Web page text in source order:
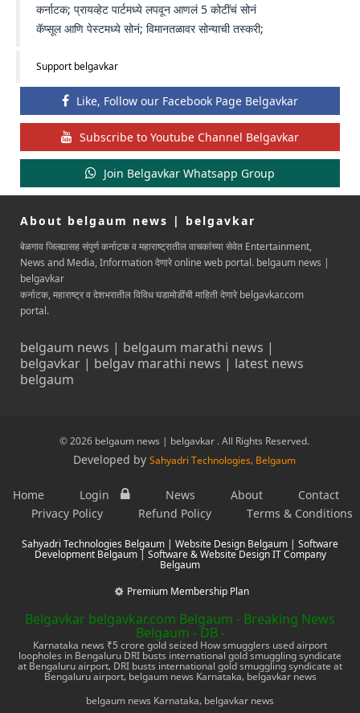
कर्नाटक; प्रायव्हेट पार्टमध्ये लपवून आणलं 5 कोटींचं सोनं
कॅप्सूल आणि पेस्टमध्ये सोनं; विमानतळावर सोन्याची तस्करी;
Support belgavkar
Like, Follow our Facebook Page Belgavkar
Subscribe to Youtube Channel Belgavkar
Join Belgavkar Whatsapp Group
About belgaum news | belgavkar
बेळगाव जिल्ह्यासह संपुर्ण कर्नाटक व महाराष्ट्रातील वाचकांच्या सेवेत Entertainment,
News and Media, Information देणारे online web portal. belgaum news |
belgavkar
कर्नाटक, महाराष्ट्र व देशभरातील विविध घडामोडींची माहिती देणारे belgavkar.com
portal.
belgaum news | belgaum marathi news |
belgavkar | belgav marathi news | latest news
belgaum
© 2026 belgaum news | belgavkar . All Rights Reserved.
Developed by Sahyadri Technologies, Belgaum
Home Login News About
Contact
Privacy Policy
Refund Policy Terms & Conditions
Sahyadri Technologies Belgaum | Website Design Belgaum | Software
Development Belgaum | Software & Website Design IT Company
Belgaum
Premium Membership Plan
Belgavkar belgavkar.com Belgaum - Breaking News
Belgaum - DB -
Karnataka news ₹5 crore gold seized How smugglers used airport
loopholes in Bengaluru DRI busts international gold smuggling syndicate
at Bengaluru airport, DRI busts international gold smuggling syndicate at
Bengaluru airport, belgaum news Karnataka, belgavkar news
belgaum news Karnataka, belgavkar news